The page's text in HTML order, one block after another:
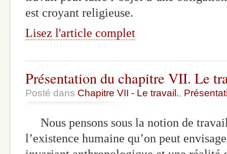
est croyant religieuse.
Lisez l'article complet
Présentation du chapitre VII. Le
Posté dans Chapitre VII - Le travail.,
Nous pensons sous la notion de
l’existence humaine qu’on peut